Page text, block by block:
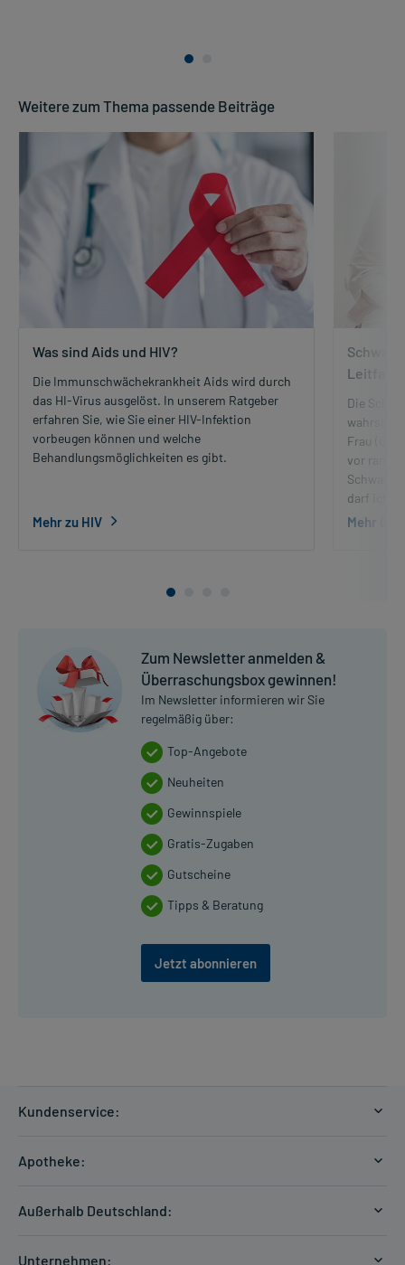
Weitere zum Thema passende Beiträge
Was sind Aids und HIV?
Die Immunschwächekrankheit Aids wird durch
das HI-Virus ausgelöst. In unserem Ratgeber
erfahren Sie, wie Sie einer HIV-Infektion
vorbeugen können und welche
Behandlungsmöglichkeiten es gibt.
Mehr zu HIV
Die
Frau (und
vor
darf ich
Mehr
Zum Newsletter anmelden &
Überraschungsbox gewinnen!
Im Newsletter informieren wir Sie
regelmäßig über:
Top-Angebote
Neuheiten
Gewinnspiele
Gratis-Zugaben
Gutscheine
Tipps & Beratung
Jetzt abonnieren
Kundenservice:
Zahlungsarten
Hilfe
Apotheke:
Außerhalb Deutschland:
Unternehmen: